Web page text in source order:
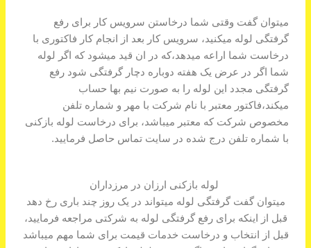
میتوان گفت وقتی شما درخاستن سرویس کار برای رفع
گرفتگی لوله میکنید، سرویس کار بعد از انجام کار فاکتوری با
درخاست شما اراعه میدهد،که در ان قید میشود که اگر لوله
شما اگر در عرض یک هفته دوباره دچار گرفتگی شود رفع
گرفتگی مجدد این لوله را به صورت نیم بها حساب
میکند،فاکتور معتبر با نام شرکت با مهر و شماره تلفن
مخصوص شرکت که معتبر میباشد، برای درخاست لوله بازکنی
با شماره تلفن درج شده در سایت تماس حاصل فرمایید.
لوله بازکنی ارزان در مرزداران
میتوان گفت گرفتگی لوله میتواند در یک روز چند باری رخ دهد
قبل از اینکه برای رفع گرفتگی لوله به شرکتی مراجعه فرمایید،
قبل از انتخاب و درخاست خدمات قیمت برای شما مهم میباشد